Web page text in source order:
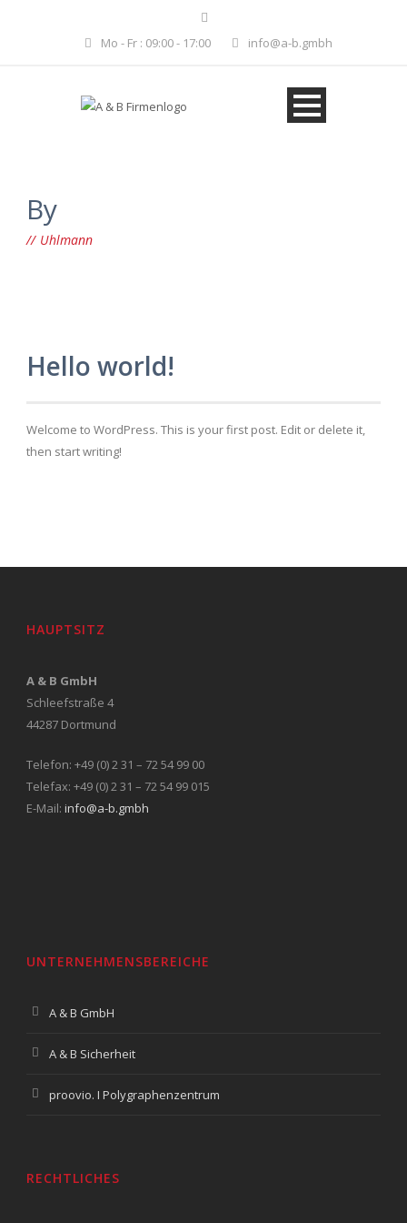
Mo - Fr : 09:00 - 17:00 info@a-b.gmbh
By
Uhlmann
Hello world!
Welcome to WordPress. This is your first post. Edit or delete it,
then start writing!
HAUPTSITZ
A & B GmbH
Schleefstraße 4
44287 Dortmund
Telefon: +49 (0) 2 31 – 72 54 99 00
Telefax: +49 (0) 2 31 – 72 54 99 015
E-Mail: info@a-b.gmbh
UNTERNEHMENSBEREICHE
A & B GmbH
A & B Sicherheit
proovio. I Polygraphenzentrum
RECHTLICHES